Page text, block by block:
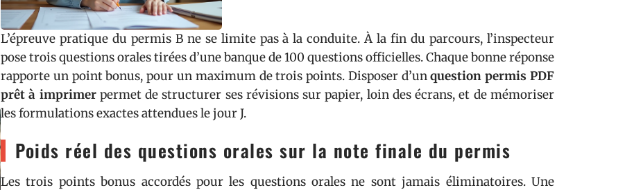
L’épreuve pratique du permis B ne se limite pas à la conduite. À la fin du parcours, l’inspecteur
pose trois questions orales tirées d’une banque de 100 questions officielles. Chaque bonne réponse
rapporte un point bonus, pour un maximum de trois points. Disposer d’unquestion permis PDF
prêt à imprimerpermet de structurer ses révisions sur papier, loin des écrans, et de mémoriser
les formulations exactes attendues le jour J.
Poids réel des questions orales sur la note finale du permis
Les trois points bonus accordés pour les questions orales ne sont jamais éliminatoires. Une